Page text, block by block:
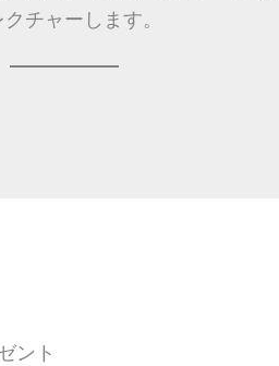
チャーします。
ント